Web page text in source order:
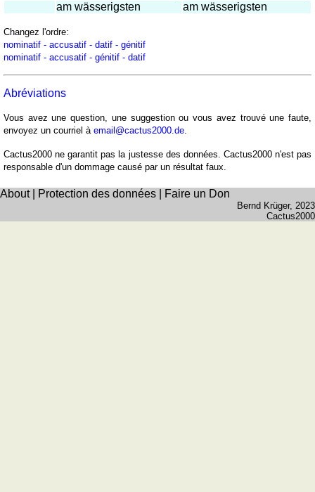
Quiz
des
fleuves
et
des
villes
des
blasons,
Quiz
villes
am wässerigsten
am wässerigsten
Changez l'ordre:
nominatif - accusatif - datif - génitif
nominatif - accusatif - génitif - datif
Abréviations
Vous avez une question, une suggestion ou vous avez trouvé une faute,
envoyez un courriel à email@cactus2000.de.
Cactus2000 ne garantit pas la justesse des données. Cactus2000 n'est pas
responsable d'un dommage causé par un résultat faux.
About| Protection des données Faire un Don
Bernd Krüger, 2023
Cactus2000